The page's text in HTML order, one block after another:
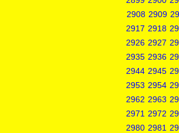
2908 2909
2917 2918
2926 2927
2935 2936
2944 2945
2953 2954
2962 2963
2971 2972
2980 2981